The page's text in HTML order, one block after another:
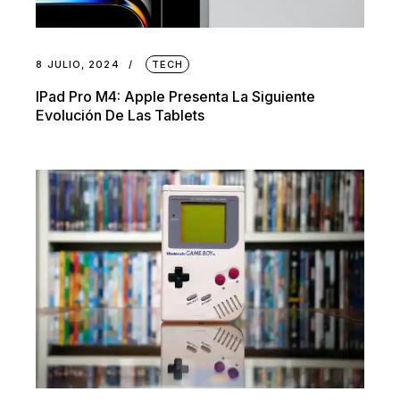
8 JULIO, 2024 TECH
IPad Pro M4: Apple Presenta La Siguiente
Evolución De Las Tablets